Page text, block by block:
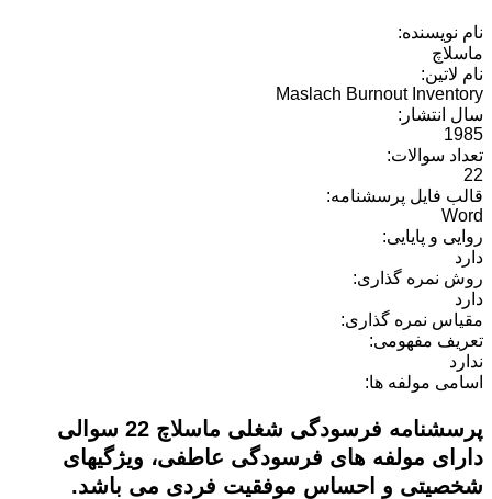
نام نویسنده:
ماسلاچ
نام لاتین:
Maslach Burnout Inventory
سال انتشار:
1985
تعداد سوالات:
22
قالب فایل پرسشنامه:
Word
روایی و پایایی:
دارد
روش نمره گذاری:
دارد
مقیاس نمره گذاری:
تعریف مفهومی:
ندارد
اسامی مولفه ها:
پرسشنامه فرسودگی شغلی ماسلاچ 22 سوالی
دارای مولفه های فرسودگی عاطفی، ویژگیهای
شخصیتی و احساس موفقیت فردی می باشد.